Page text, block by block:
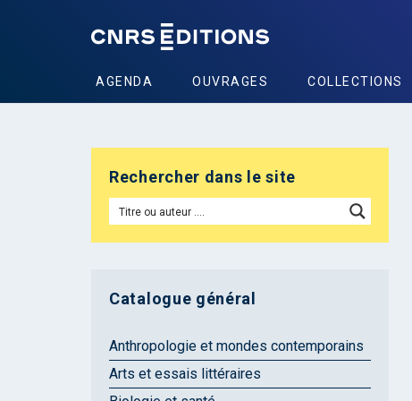
AGENDA OUVRAGES COLLECTIONS
Rechercher dans le site
Catalogue général
Anthropologie et mondes contemporains
Arts et essais littéraires